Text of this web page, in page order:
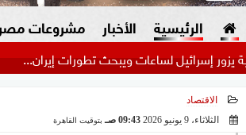
الرئيسية الأخبار
السياسة
مشروعات مصر
لساعات ويبحث تطورات إيران...
الاقتصاد
الثلاثاء، 9 يونيو 2026
09:43 صـ بتوقيت القاهرة